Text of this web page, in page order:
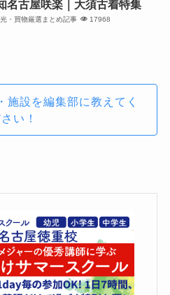
名古屋咲楽｜大須古着特集
・買物厳選まとめ記事 17968
施設を編集部に教えてく
い！